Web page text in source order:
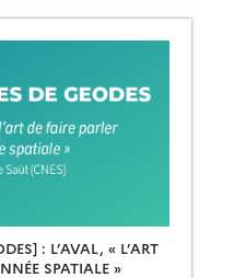
: L’AVAL, « L’ART
SPATIALE »